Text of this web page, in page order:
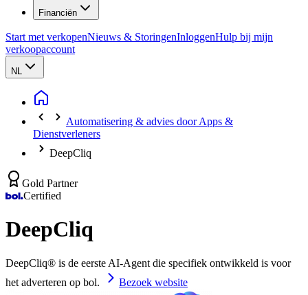
Financiën
Start met verkopenNieuws & StoringenInloggenHulp bij mijn
verkoopaccount
NL
Automatisering & advies door Apps &
Dienstverleners
DeepCliq
Gold Partner
Certified
DeepCliq
DeepCliq® is de eerste AI-Agent die specifiek ontwikkeld is voor
het adverteren op bol.
Bezoek website